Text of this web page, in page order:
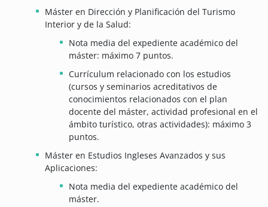
Máster en Dirección y Planificación del Turismo
Interior y de la Salud:
Nota media del expediente académico del
máster: máximo 7 puntos.
Currículum relacionado con los estudios
(cursos y seminarios acreditativos de
conocimientos relacionados con el plan
docente del máster, actividad profesional en el
ámbito turístico, otras actividades): máximo 3
puntos.
Máster en Estudios Ingleses Avanzados y sus
Aplicaciones:
Nota media del expediente académico del
máster.